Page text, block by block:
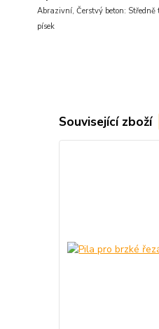
Abrazivní, Čerstvý beton:
písek
Související zboží